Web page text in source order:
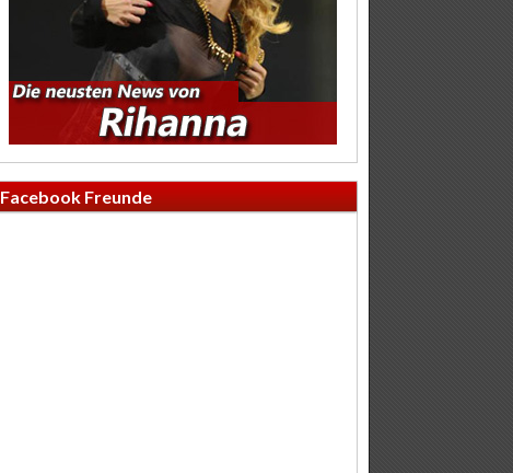
Facebook Freunde